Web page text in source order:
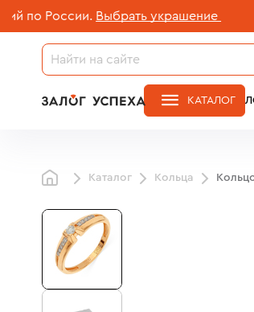
России. Выбрать украшение
КАТАЛОГ
Каталог Кольца